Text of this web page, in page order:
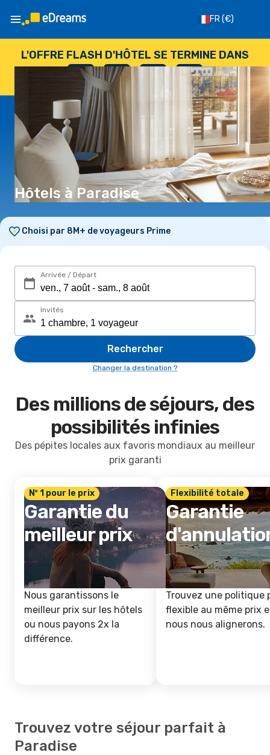
FR(€)
L'OFFRE FLASH D'HÔTEL SE TERMINE DANS
--
JOURS
: --
HEURES
: --
SECONDES
Hôtels à Paradise
Choisi par 8M+ de voyageurs Prime
Arrivée / Départ
Invités
Rechercher
Changer la destination ?
Des millions de séjours, des
possibilités infinies
Des pépites locales aux favoris mondiaux au meilleur
prix garanti
Nº 1 pour le prix
Garantie du
meilleur prix
Nous garantissons le
meilleur prix sur les hôtels
ou nous payons 2x la
différence.
Flexibilité totale
Garantie
Trouvez une politique
flexible au même prix
nous nous alignerons.
Trouvez votre séjour parfait à
Paradise